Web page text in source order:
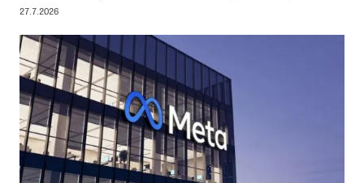
27.7.2026